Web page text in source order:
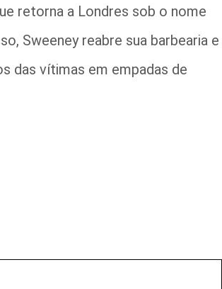
retorna a Londres sob o nome
Sweeney reabre sua barbearia e
das vítimas em empadas de